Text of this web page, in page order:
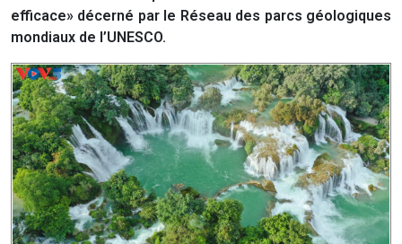
efficace» décerné par le Réseau des parcs géologiques
mondiaux de l’UNESCO.